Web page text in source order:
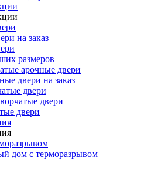
на заказ
размеров
арочные двери
двери на заказ
двери
двери
двери
дом с терморазрывом